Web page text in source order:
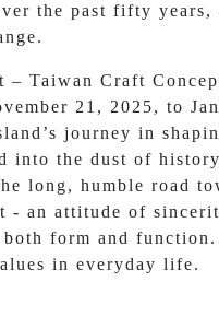
the past fifty
Taiwan Craft
21, 2025, to
journey in
into the dust of
long, humble road
an attitude of
form and
in everyday life.